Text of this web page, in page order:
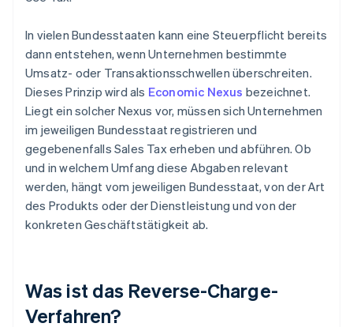
In vielen Bundesstaaten kann eine Steuerpflicht bereits
dann entstehen, wenn Unternehmen bestimmte
Umsatz- oder Transaktionsschwellen überschreiten.
Dieses Prinzip wird als Economic Nexus bezeichnet.
Liegt ein solcher Nexus vor, müssen sich Unternehmen
im jeweiligen Bundesstaat registrieren und
gegebenenfalls Sales Tax erheben und abführen. Ob
und in welchem Umfang diese Abgaben relevant
werden, hängt vom jeweiligen Bundesstaat, von der Art
des Produkts oder der Dienstleistung und von der
konkreten Geschäftstätigkeit ab.
Was ist das Reverse-Charge-
Verfahren?